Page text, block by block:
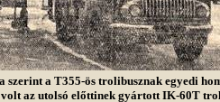
szerint a T355-ös trolibusznak egyedi
az utolsó előttinek gyártott IK-60T